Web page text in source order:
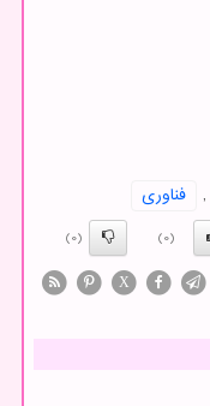
,
فناوری
(0)
(0)
X